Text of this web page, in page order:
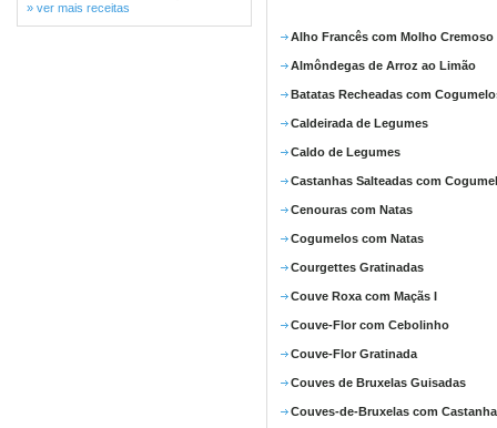
» ver mais receitas
Alho Francês com Molho Cremoso
Almôndegas de Arroz ao Limão
Batatas Recheadas com
Caldeirada de Legumes
Caldo de Legumes
Castanhas Salteadas com
Cenouras com Natas
Cogumelos com Natas
Courgettes Gratinadas
Couve Roxa com Maçãs I
Couve-Flor com Cebolinho
Couve-Flor Gratinada
Couves de Bruxelas Guisadas
Couves-de-Bruxelas com